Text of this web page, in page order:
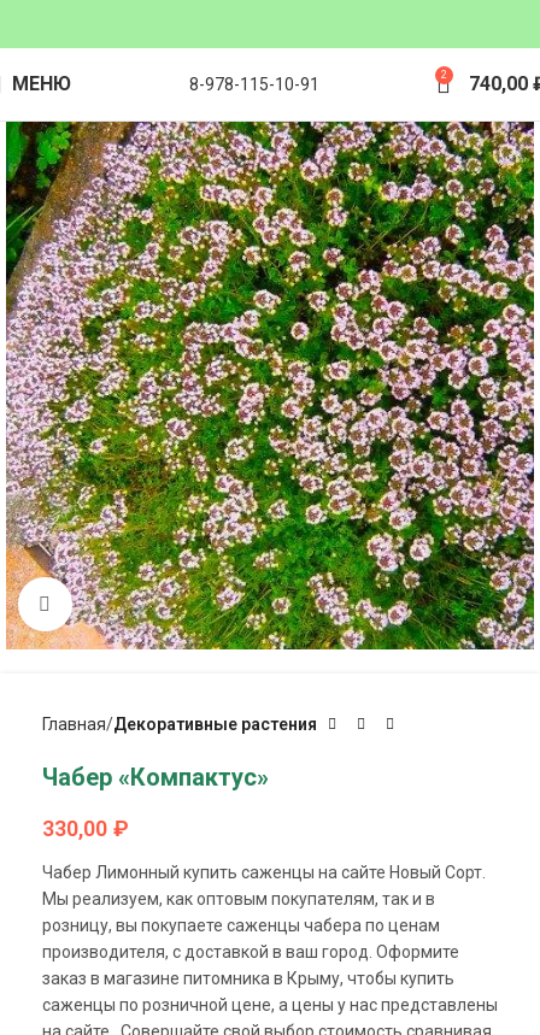
МЕНЮ 8-978-115-10-91 2 740,00
Click to enlarge
Главная Декоративные растения
Чабер «Компактус»
330,00 ₽
Чабер Лимонный купить саженцы на сайте Новый Сорт.
Мы реализуем, как оптовым покупателям, так и в
розницу, вы покупаете саженцы чабера по ценам
производителя, с доставкой в ваш город. Оформите
заказ в магазине питомника в Крыму, чтобы купить
саженцы по розничной цене, а цены у нас представлены